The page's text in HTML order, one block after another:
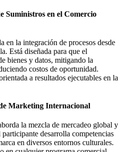
en el Comercio
en la integración de procesos desde
Está diseñada para que el
bienes y datos, mitigando la
costos de oportunidad.
a resultados ejecutables en la
Marketing Internacional
la mezcla de mercadeo global y
desarrolla competencias
en diversos entornos culturales.